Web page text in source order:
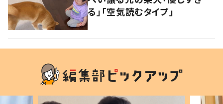
る」「空気読むタイプ」